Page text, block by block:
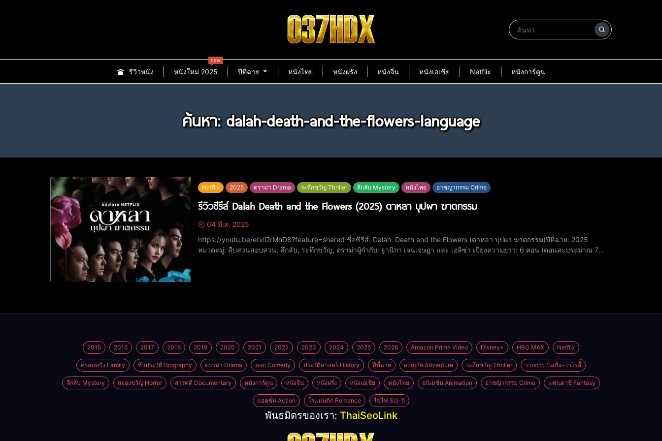
รีวิวหนัง หนังใหม่ 2025
new
ปีที่ฉาย หนังไทย หนังฝรั่ง หนังจีน หนังเอเชีย Netflix หนังการ์ตูน
ค้นหา: dalah-death-and-the-flowers-language
Netflix 2025 ดราม่า Drama ระทึกขวัญ Thriller ลึกลับ Mystery หนังไทย อาชญากรรม Crime
รีวิวซีรีส์ Dalah Death and the Flowers (2025) ดาหลา บุปผา ฆาตกรรม
04 มี.ค. 2025
https://youtu.be/ervli2rMhD8?feature=shared ชื่อซีรีส์: Dalah: Death and the Flowers (ดาหลา บุปผา ฆาตกรรม)​ปีที่ฉาย: 2025​
หมวดหมู่: สืบสวนสอบสวน, ลึกลับ, ระทึกขวัญ, ดราม่า​ผู้กำกับ: ฐานิกา เจนเจษฎา และ เอลิซ่า เปียง​ความยาว: 6 ตอน (ตอนละประมาณ 70
2015 2016 2017 2018 2019 2020 2021 2022 2023 2024 2025 2026 Amazon Prime Video Disney+ HBO MAX Netflix
ครอบครัว Family ชีวประวัติ Biography ดราม่า Drama ตลก Comedy ประวัติศาสตร์ History ปีที่ฉาย ผจญภัย Adventure ระทึกขวัญ Thriller รายการบันเทิง–วาไรตี้
ลึกลับ Mystery สยองขวัญ Horror สารคดี Documentary หนังการ์ตูน หนังจีน หนังฝรั่ง หนังเอเชีย หนังไทย อนิเมชั่น Animation อาชญากรรม Crime แฟนตาซี Fantasy
แอคชั่น Action โรแมนติก Romance ไซไฟ Sci-fi
พันธมิตรของเรา: ThaiSeoLink